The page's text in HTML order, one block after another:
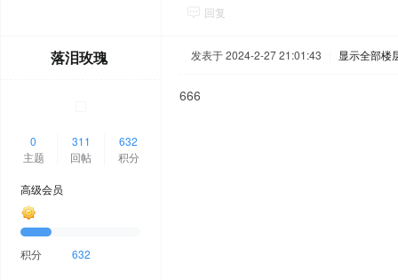
回复
落泪玫瑰
0
主题
311
回帖
632
积分
高级会员
积分 632
发表于 2024-2-27 21:01:43 显示全部楼
666